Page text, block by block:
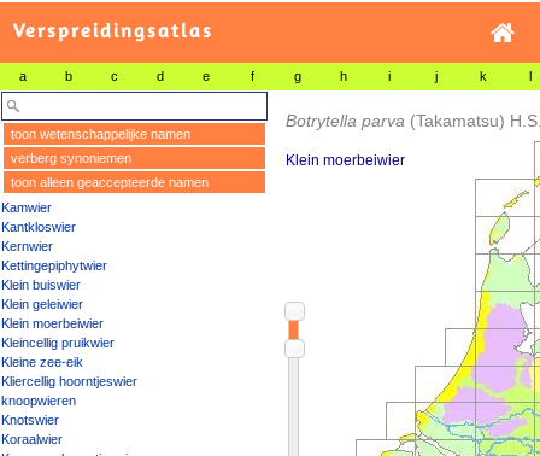
Verspreidingsatlas
a b c d e f g h i j k l
toon wetenschappelijke namen
verberg synoniemen
toon alleen geaccepteerde namen
Kamwier
Kantkloswier
Kernwier
Kettingepiphytwier
Klein buiswier
Klein geleiwier
Klein moerbeiwier
Kleincellig pruikwier
Kleine zee-eik
Kliercellig hoorntjeswier
knoopwieren
Knotswier
Koraalwier
Botrytella parva (Takamatsu)
Klein moerbeiwier